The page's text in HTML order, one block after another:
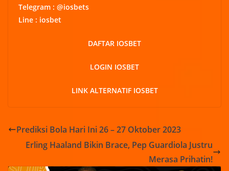
Telegram : @iosbets
Line : iosbet
DAFTAR IOSBET
LOGIN IOSBET
LINK ALTERNATIF IOSBET
Prediksi Bola Hari Ini 26 – 27 Oktober 2023
Erling Haaland Bikin Brace, Pep Guardiola Justru
Merasa Prihatin!